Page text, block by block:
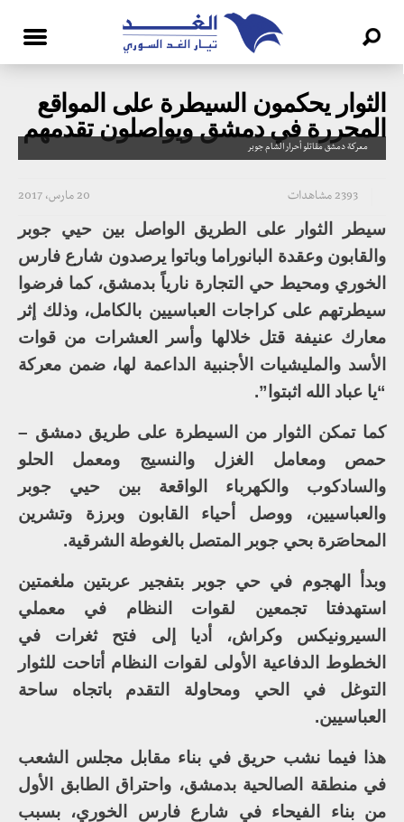
الثوار يحكمون السيطرة على المواقع
المحررة في دمشق ويواصلون تقدمهم
معركة دمشق مقاتلو أحرار الشام جوبر
20 مارس، 2017 2393 مشاهدات
سيطر الثوار على الطريق الواصل بين حيي جوبر
والقابون وعقدة البانوراما وباتوا يرصدون شارع فارس
الخوري ومحيط حي التجارة نارياً بدمشق، كما فرضوا
سيطرتهم على كراجات العباسيين بالكامل، وذلك إثر
معارك عنيفة قتل خلالها وأسر العشرات من قوات
الأسد والمليشيات الأجنبية الداعمة لها، ضمن معركة
“يا عباد الله اثبتوا”.
كما تمكن الثوار من السيطرة على طريق دمشق –
حمص ومعامل الغزل والنسيج ومعمل الحلو
والسادكوب والكهرباء الواقعة بين حيي جوبر
والعباسيين، ووصل أحياء القابون وبرزة وتشرين
المحاصَرة بحي جوبر المتصل بالغوطة الشرقية.
وبدأ الهجوم في حي جوبر بتفجير عربتين ملغمتين
استهدفتا تجمعين لقوات النظام في معملي
السيرونيكس وكراش، أديا إلى فتح ثغرات في
الخطوط الدفاعية الأولى لقوات النظام أتاحت للثوار
التوغل في الحي ومحاولة التقدم باتجاه ساحة
العباسيين.
هذا فيما نشب حريق في بناء مقابل مجلس الشعب
في منطقة الصالحية بدمشق، واحتراق الطابق الأول
من بناء الفيحاء في شارع فارس الخوري، بسبب